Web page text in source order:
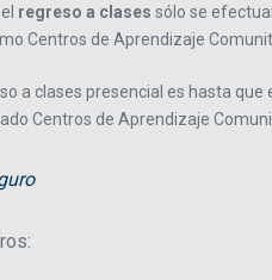
regreso a clases sólo se
Centros de Aprendizaje
a clases presencial es hasta
Centros de Aprendizaje